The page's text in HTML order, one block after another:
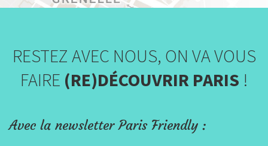
RESTEZ AVEC NOUS, ON VA VOUS
FAIRE (RE)DÉCOUVRIR PARIS !
Avec la newsletter Paris Friendly :